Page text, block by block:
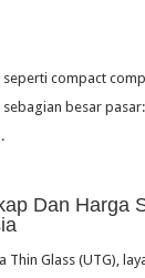
seperti compact
besar
Dan Harga
Thin Glass (UTG),